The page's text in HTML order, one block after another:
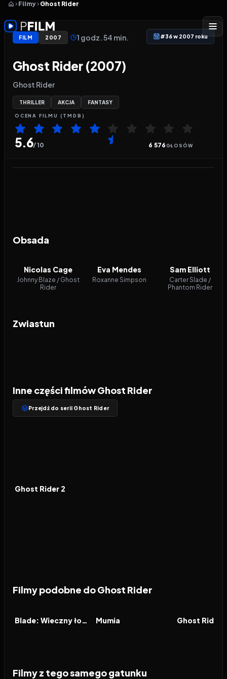
Filmy Ghost Rider
FILM 2007 1 godz. 54 min. #36 w 2007 roku
Ghost Rider (2007)
Ghost Rider
THRILLER AKCJA FANTASY
OCENA FILMU (TMDB)
5.6/ 10 6 576GŁOSÓW
Obsada
Nicolas Cage
Johnny Blaze / Ghost
Rider
Eva Mendes
Roxanne Simpson
Sam Elliott
Carter Slade /
Phantom Rider
Zwiastun
Inne części filmów Ghost Rider
Przejdź do serii Ghost Rider
FILM
Ghost Rider 2
Filmy podobne do Ghost Rider
FILM Blade: Wieczny łowca II FILM
Mumia FILM
Ghost Rider 2
Filmy z tego samego gatunku